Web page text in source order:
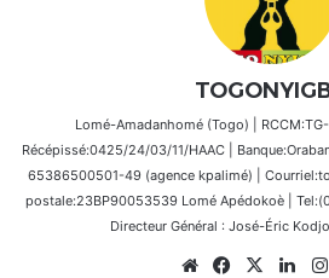
Lomé-Amadanhomé (Togo) |
Récépissé:0425/24/03/11/HAAC |
65386500501-49 (agence kpalimé) |
postale:23BP90053539 Lomé Apédokoè |
Directeur Général : José-Éric
WebsiteFacebook
X